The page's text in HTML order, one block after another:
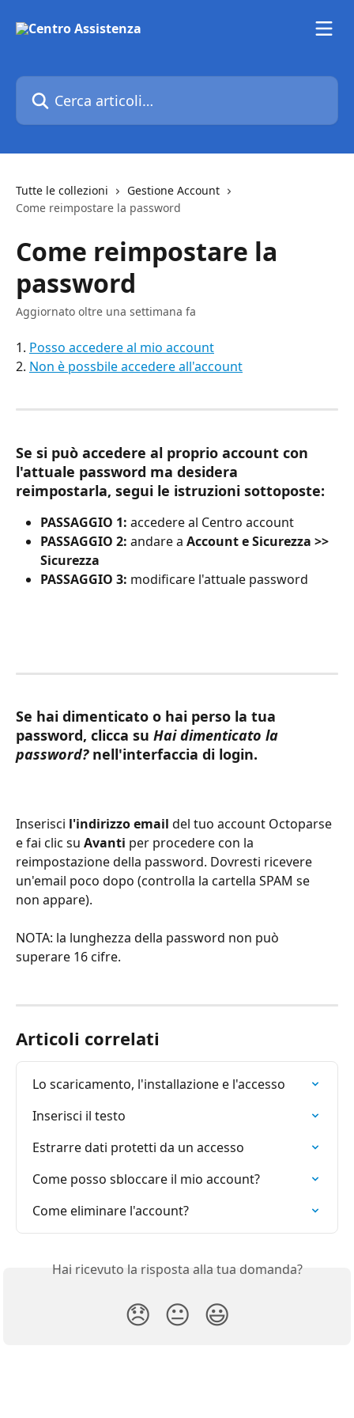
Cerca articoli…
Tutte le collezioni
Gestione Account
Come reimpostare la password
Come reimpostare la
password
Aggiornato oltre una settimana fa
1. Posso accedere al mio account
2. Non è possbile accedere all'account
Se si può accedere al proprio account con
l'attuale password ma desidera
reimpostarla, segui le istruzioni sottoposte:
PASSAGGIO 1: accedere al Centro account
PASSAGGIO 2: andare a Account e Sicurezza >>
Sicurezza
PASSAGGIO 3: modificare l'attuale password
Se hai dimenticato o hai perso la tua
password, clicca su Hai dimenticato la
password? nell'interfaccia di login.
Inserisci l'indirizzo email del tuo account Octoparse
e fai clic su Avanti per procedere con la
reimpostazione della password. Dovresti ricevere
un'email poco dopo (controlla la cartella SPAM se
non appare).
NOTA: la lunghezza della password non può
superare 16 cifre.
Articoli correlati
Lo scaricamento, l'installazione e l'accesso
Inserisci il testo
Estrarre dati protetti da un accesso
Come posso sbloccare il mio account?
Come eliminare l'account?
Hai ricevuto la risposta alla tua domanda?
😞 😐 😃